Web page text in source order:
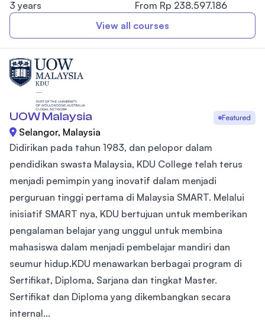
3 years
From Rp 238.597.186
View all courses
UOW Malaysia Featured
Selangor, Malaysia
Didirikan pada tahun 1983, dan pelopor dalam
pendidikan swasta Malaysia, KDU College telah terus
menjadi pemimpin yang inovatif dalam menjadi
perguruan tinggi pertama di Malaysia SMART. Melalui
inisiatif SMART nya, KDU bertujuan untuk memberikan
pengalaman belajar yang unggul untuk membina
mahasiswa dalam menjadi pembelajar mandiri dan
seumur hidup.KDU menawarkan berbagai program di
Sertifikat, Diploma, Sarjana dan tingkat Master.
Sertifikat dan Diploma yang dikembangkan secara
internal...